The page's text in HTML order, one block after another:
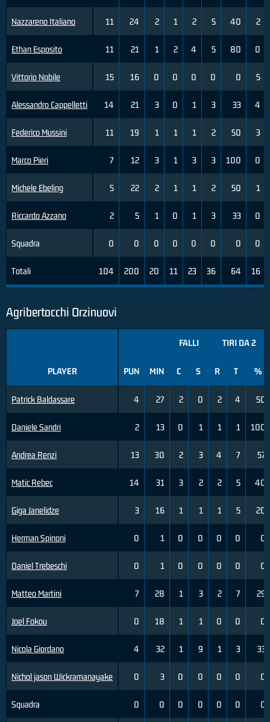
Nazzareno Italiano
Ethan Esposito
Vittorio Nobile
Alessandro Cappelletti
Federico Mussini
Marco Pieri
Michele Ebeling
Riccardo Azzano
Squadra
Totali
11 24 2 1 2 5 40 2
11 21 1 2 4 5 80 0
15 16 0 0 0 0 0 5
14 21 3 0 1 3 33 4
11 19 1 1 1 2 50 3
7 12 3 1 3 3 100 0
5 22 2 1 1 2 50 1
2 5 1 0 1 3 33 0
0 0 0 0 0 0 0 0
104 200 20 11 23 36 64 16
Agribertocchi Orzinuovi
PLAYER
Patrick Baldassare
Daniele Sandri
Andrea Renzi
Matic Rebec
Giga Janelidze
Herman Spinoni
Daniel Trebeschi
Matteo Martini
Joel Fokou
Nicola Giordano
Nichol jason Wickramanayake
Squadra
FALLI TIRI DA 2
PUN MIN C S R T %
4 27 2 0 2 4 50
2 13 0 1 1 1 100
13 30 2 3 4 7 57
14 31 3 2 2 5 40
3 16 1 1 1 5 20
0 1 0 0 0 0 0
0 1 0 0 0 0 0
7 28 1 3 2 7 29
0 18 1 1 0 0 0
4 32 1 9 1 3 33
0 3 0 0 0 0 0
0 0 0 0 0 0 0